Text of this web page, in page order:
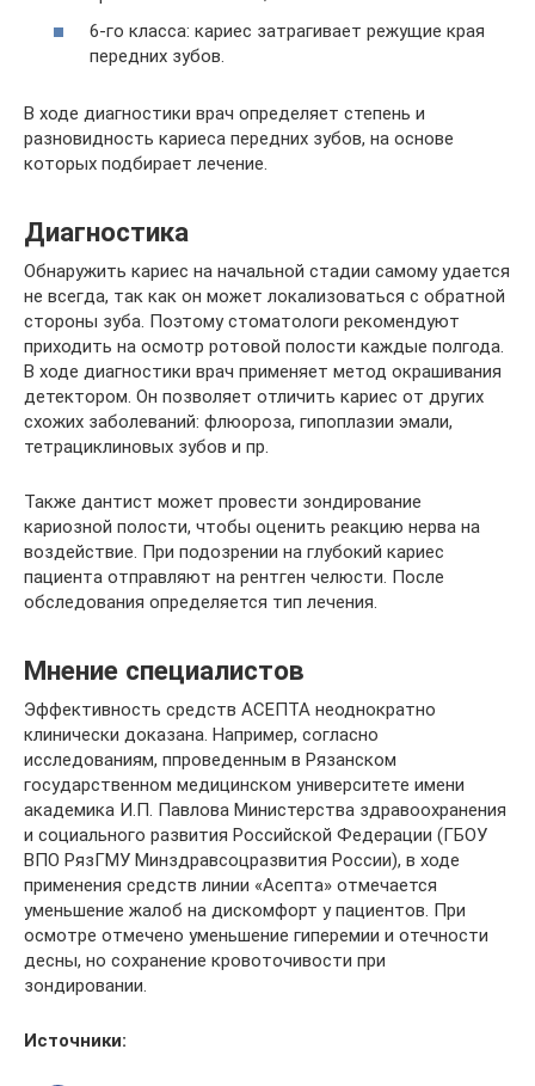
6-го класса: кариес затрагивает режущие края
передних зубов.
В ходе диагностики врач определяет степень и
разновидность кариеса передних зубов, на основе
которых подбирает лечение.
Диагностика
Обнаружить кариес на начальной стадии самому удается
не всегда, так как он может локализоваться с обратной
стороны зуба. Поэтому стоматологи рекомендуют
приходить на осмотр ротовой полости каждые полгода.
В ходе диагностики врач применяет метод окрашивания
детектором. Он позволяет отличить кариес от других
схожих заболеваний: флюороза, гипоплазии эмали,
тетрациклиновых зубов и пр.
Также дантист может провести зондирование
кариозной полости, чтобы оценить реакцию нерва на
воздействие. При подозрении на глубокий кариес
пациента отправляют на рентген челюсти. После
обследования определяется тип лечения.
Мнение специалистов
Эффективность средств АСЕПТА неоднократно
клинически доказана. Например, согласно
исследованиям, ппроведенным в Рязанском
государственном медицинском университете имени
академика И.П. Павлова Министерства здравоохранения
и социального развития Российской Федерации (ГБОУ
ВПО РязГМУ Минздравсоцразвития России), в ходе
применения средств линии «Асепта» отмечается
уменьшение жалоб на дискомфорт у пациентов. При
осмотре отмечено уменьшение гиперемии и отечности
десны, но сохранение кровоточивости при
зондировании.
Источники: